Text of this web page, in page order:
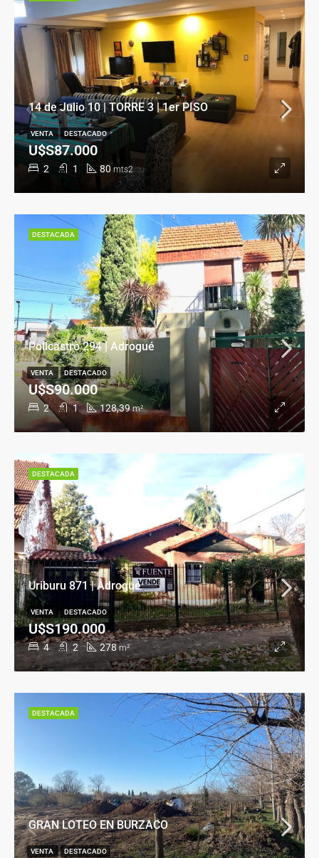
14 de Julio 10 | TORRE 3 | 1er PISO
2 1 80 mts2
U$S87.000
VENTA DESTACADO
Policastro 294 | Adrogué
2 1 128,39 m²
U$S90.000
VENTA DESTACADO
DESTACADA
Uriburu 871 | Adrogué
4 2 278 m²
U$S190.000
VENTA DESTACADO
DESTACADA
GRAN LOTEO EN BURZACO
VENTA DESTACADO
DESTACADA